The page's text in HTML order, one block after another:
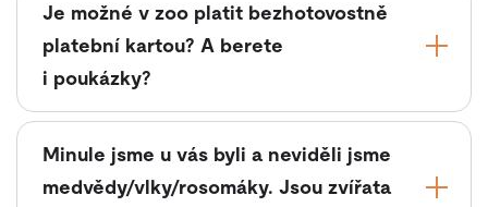
Je možné v zoo platit bezhotovostně
platební kartou? A berete
i poukázky?
Minule jsme u vás byli a neviděli jsme
medvědy/vlky/rosomáky. Jsou zvířata